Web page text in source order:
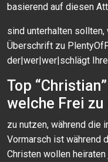
basierend auf diesen
sind unterhalten
Überschrift zu
der|wer|wer|schlägt
Top
welche Frei zu
zu nutzen, während die
Vormarsch ist während
Christen wollen